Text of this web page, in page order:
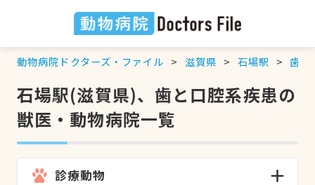
動物病院ドクターズ・ファイル 滋賀県 石場駅 歯と
石場駅(滋賀県)、歯と口腔系疾患の
獣医・動物病院一覧
診療動物